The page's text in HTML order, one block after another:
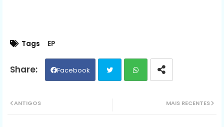
Tags EP
Facebook
MAIS RECENTES
ANTIGOS